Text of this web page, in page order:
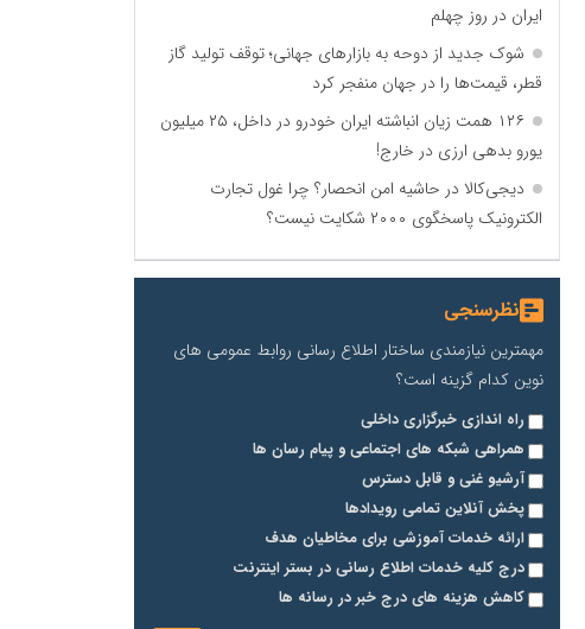
ایران در روز چهلم
شوک جدید از دوحه به بازارهای جهانی؛ توقف تولید گاز
قطر، قیمت‌ها را در جهان منفجر کرد
۱۲۶ همت زیان انباشته ایران خودرو در داخل، ۲۵ میلیون
یورو بدهی ارزی در خارج!
دیجی‌کالا در حاشیه امن انحصار؟ چرا غول تجارت
الکترونیک پاسخگوی ۲۰۰۰ شکایت نیست؟
نظرسنجی
مهمترین نیازمندی ساختار اطلاع رسانی روابط عمومی های
نوین کدام گزینه است؟
راه اندازی خبرگزاری داخلی
همراهی شبکه های اجتماعی و پیام رسان ها
آرشیو غنی و قابل دسترس
پخش آنلاین تمامی رویدادها
ارائه خدمات آموزشی برای مخاطیان هدف
درج کلیه خدمات اطلاع رسانی در بستر اینترنت
کاهش هزینه های درج خبر در رسانه ها